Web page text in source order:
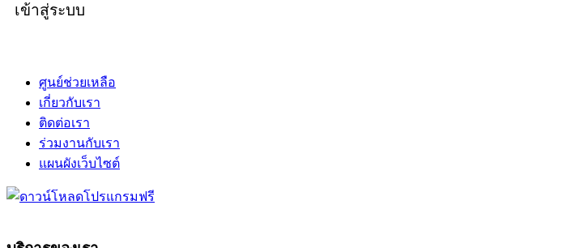
เข้าสู่ระบบ
ศูนย์ช่วยเหลือ
เกี่ยวกับเรา
ติดต่อเรา
ร่วมงานกับเรา
แผนผังเว็บไซต์